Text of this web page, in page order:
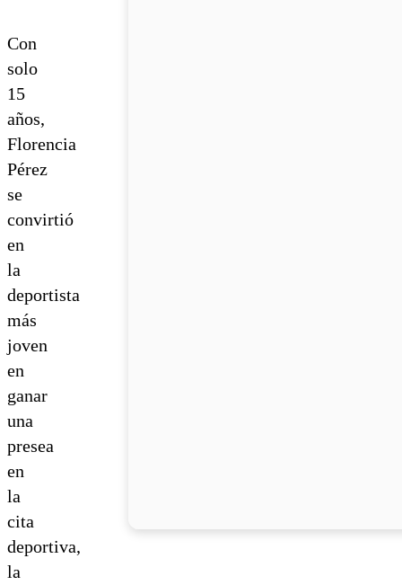
Con
solo
15
años,
Florencia
Pérez
se
convirtió
en
la
deportista
más
joven
en
ganar
una
presea
en
la
cita
deportiva,
la